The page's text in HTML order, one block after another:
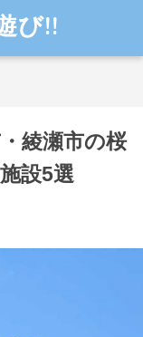
び!!
綾瀬市の桜
設5選